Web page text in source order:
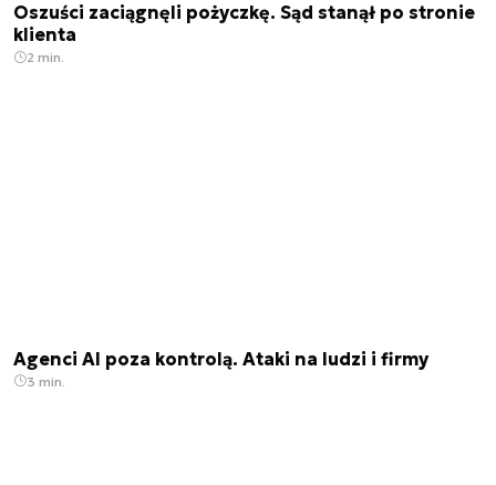
Oszuści zaciągnęli pożyczkę. Sąd stanął po stronie
klienta
2 min.
Agenci AI poza kontrolą. Ataki na ludzi i firmy
3 min.